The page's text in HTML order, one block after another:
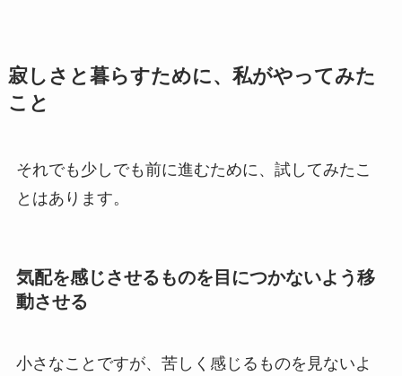
寂しさと暮らすために、私がやってみた
こと
それでも少しでも前に進むために、試してみたこ
とはあります。
気配を感じさせるものを目につかないよう移
動させる
小さなことですが、苦しく感じるものを見ないよ